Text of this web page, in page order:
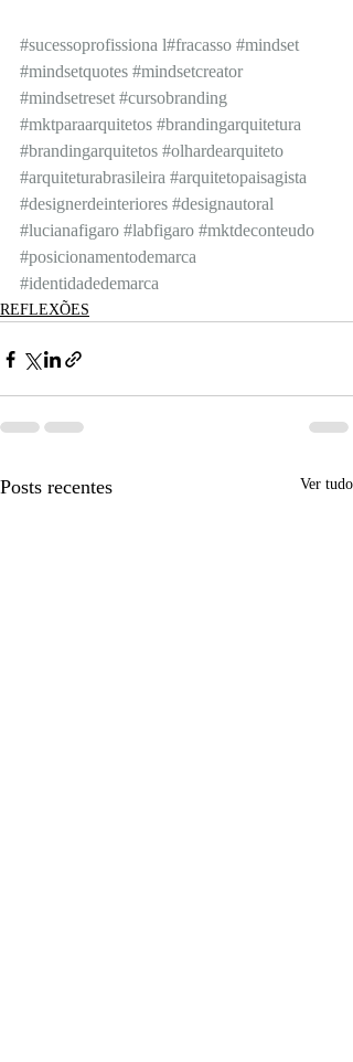
#sucessoprofissiona l#fracasso #mindset
#mindsetquotes #mindsetcreator
#mindsetreset #cursobranding
#mktparaarquitetos #brandingarquitetura
#brandingarquitetos #olhardearquiteto
#arquiteturabrasileira #arquitetopaisagista
#designerdeinteriores #designautoral
#lucianafigaro #labfigaro #mktdeconteudo
#posicionamentodemarca
#identidadedemarca
REFLEXÕES
Posts recentes Ver tudo